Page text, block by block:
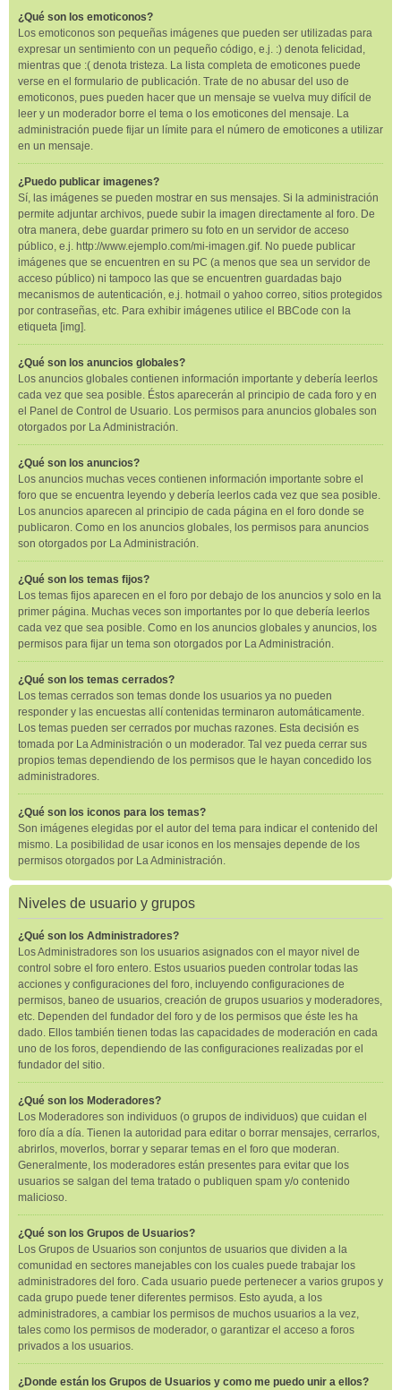
¿Qué son los emoticonos?
Los emoticonos son pequeñas imágenes que pueden ser utilizadas para
expresar un sentimiento con un pequeño código, e.j. :) denota felicidad,
mientras que :( denota tristeza. La lista completa de emoticones puede
verse en el formulario de publicación. Trate de no abusar del uso de
emoticonos, pues pueden hacer que un mensaje se vuelva muy difícil de
leer y un moderador borre el tema o los emoticones del mensaje. La
administración puede fijar un límite para el número de emoticones a utilizar
en un mensaje.
¿Puedo publicar imagenes?
Sí, las imágenes se pueden mostrar en sus mensajes. Si la administración
permite adjuntar archivos, puede subir la imagen directamente al foro. De
otra manera, debe guardar primero su foto en un servidor de acceso
público, e.j. http://www.ejemplo.com/mi-imagen.gif. No puede publicar
imágenes que se encuentren en su PC (a menos que sea un servidor de
acceso público) ni tampoco las que se encuentren guardadas bajo
mecanismos de autenticación, e.j. hotmail o yahoo correo, sitios protegidos
por contraseñas, etc. Para exhibir imágenes utilice el BBCode con la
etiqueta [img].
¿Qué son los anuncios globales?
Los anuncios globales contienen información importante y debería leerlos
cada vez que sea posible. Éstos aparecerán al principio de cada foro y en
el Panel de Control de Usuario. Los permisos para anuncios globales son
otorgados por La Administración.
¿Qué son los anuncios?
Los anuncios muchas veces contienen información importante sobre el
foro que se encuentra leyendo y debería leerlos cada vez que sea posible.
Los anuncios aparecen al principio de cada página en el foro donde se
publicaron. Como en los anuncios globales, los permisos para anuncios
son otorgados por La Administración.
¿Qué son los temas fijos?
Los temas fijos aparecen en el foro por debajo de los anuncios y solo en la
primer página. Muchas veces son importantes por lo que debería leerlos
cada vez que sea posible. Como en los anuncios globales y anuncios, los
permisos para fijar un tema son otorgados por La Administración.
¿Qué son los temas cerrados?
Los temas cerrados son temas donde los usuarios ya no pueden
responder y las encuestas allí contenidas terminaron automáticamente.
Los temas pueden ser cerrados por muchas razones. Esta decisión es
tomada por La Administración o un moderador. Tal vez pueda cerrar sus
propios temas dependiendo de los permisos que le hayan concedido los
administradores.
¿Qué son los iconos para los temas?
Son imágenes elegidas por el autor del tema para indicar el contenido del
mismo. La posibilidad de usar iconos en los mensajes depende de los
permisos otorgados por La Administración.
Niveles de usuario y grupos
¿Qué son los Administradores?
Los Administradores son los usuarios asignados con el mayor nivel de
control sobre el foro entero. Estos usuarios pueden controlar todas las
acciones y configuraciones del foro, incluyendo configuraciones de
permisos, baneo de usuarios, creación de grupos usuarios y moderadores,
etc. Dependen del fundador del foro y de los permisos que éste les ha
dado. Ellos también tienen todas las capacidades de moderación en cada
uno de los foros, dependiendo de las configuraciones realizadas por el
fundador del sitio.
¿Qué son los Moderadores?
Los Moderadores son individuos (o grupos de individuos) que cuidan el
foro día a día. Tienen la autoridad para editar o borrar mensajes, cerrarlos,
abrirlos, moverlos, borrar y separar temas en el foro que moderan.
Generalmente, los moderadores están presentes para evitar que los
usuarios se salgan del tema tratado o publiquen spam y/o contenido
malicioso.
¿Qué son los Grupos de Usuarios?
Los Grupos de Usuarios son conjuntos de usuarios que dividen a la
comunidad en sectores manejables con los cuales puede trabajar los
administradores del foro. Cada usuario puede pertenecer a varios grupos y
cada grupo puede tener diferentes permisos. Esto ayuda, a los
administradores, a cambiar los permisos de muchos usuarios a la vez,
tales como los permisos de moderador, o garantizar el acceso a foros
privados a los usuarios.
¿Donde están los Grupos de Usuarios y como me puedo unir a ellos?